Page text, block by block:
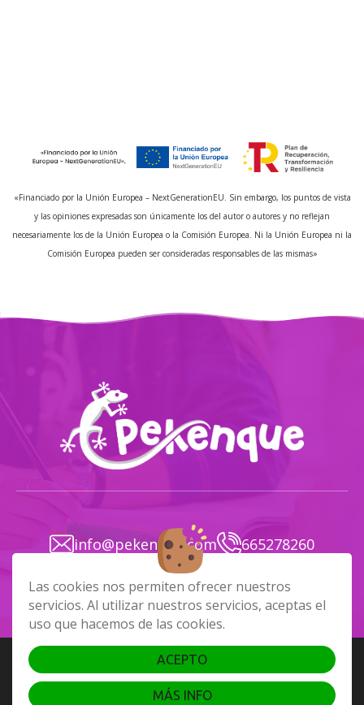
Las cookies nos permiten ofrecer nuestros
servicios. Al utilizar nuestros servicios, aceptas el
uso que hacemos de las cookies.
ACEPTO
MÁS INFO
«Financiado por la Unión Europea – NextGenerationEU. Sin embargo, los puntos de vista
y las opiniones expresadas son únicamente los del autor o autores y no reflejan
necesariamente los de la Unión Europea o la Comisión Europea. Ni la Unión Europea ni la
Comisión Europea pueden ser consideradas responsables de las mismas»
info@pekenque.com
665278260
Avenida José Mesa y López, N.º 81, local 20
Copyright 2025 - Pekenque. Todos los derechos reservados
Cookies|Aviso Legal|Política de Privacidad
Página realizada porWeb Las Palmas